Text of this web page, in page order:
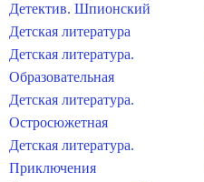
Детектив. Шпионский
Детская литература
Детская литература.
Образовательная
Детская литература.
Остросюжетная
Детская литература.
Приключения